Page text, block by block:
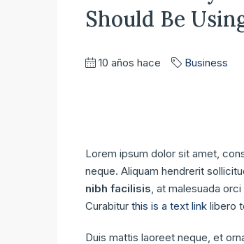
Should Be
10 años hace Business
Lorem ipsum dolor sit amet,
neque. Aliquam hendrerit
nibh facilisis, at malesuada
Curabitur this is a text link libero
Duis mattis laoreet neque, et